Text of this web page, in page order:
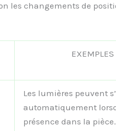
les changements de
EXEMPLES
Les lumières peuvent
automatiquement
présence dans la pièce.